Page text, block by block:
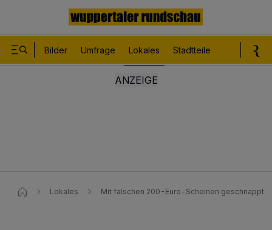
Bilder Umfrage Lokales Stadtteile
Lokales Mit falschen 200-Euro-Scheinen geschnappt